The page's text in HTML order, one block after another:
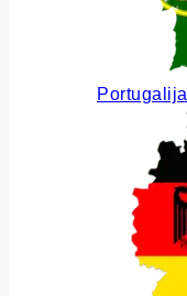
Portugalija